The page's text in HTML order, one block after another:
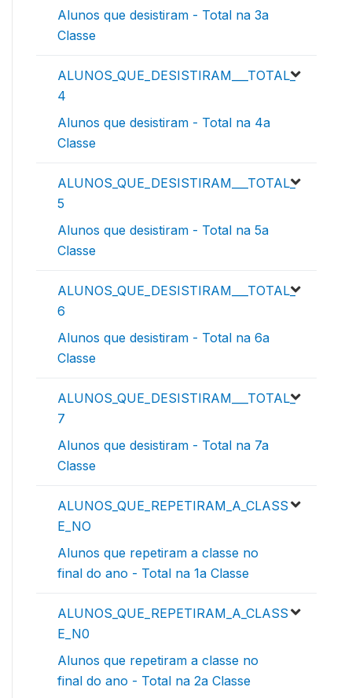
Alunos que desistiram - Total na 3a
Classe
ALUNOS_QUE_DESISTIRAM___TOTAL_
4
Alunos que desistiram - Total na 4a
Classe
ALUNOS_QUE_DESISTIRAM___TOTAL_
5
Alunos que desistiram - Total na 5a
Classe
ALUNOS_QUE_DESISTIRAM___TOTAL_
6
Alunos que desistiram - Total na 6a
Classe
ALUNOS_QUE_DESISTIRAM___TOTAL_
7
Alunos que desistiram - Total na 7a
Classe
ALUNOS_QUE_REPETIRAM_A_CLASS
E_NO
Alunos que repetiram a classe no
final do ano - Total na 1a Classe
ALUNOS_QUE_REPETIRAM_A_CLASS
E_N0
Alunos que repetiram a classe no
final do ano - Total na 2a Classe